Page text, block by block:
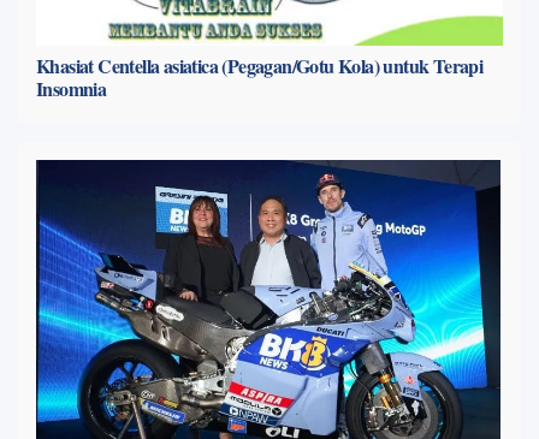
Khasiat Centella asiatica (Pegagan/Gotu Kola) untuk Terapi
Insomnia